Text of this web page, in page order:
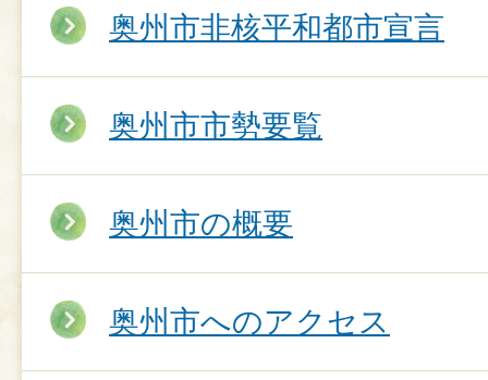
奥州市非核平和都市宣言
奥州市市勢要覧
奥州市の概要
奥州市へのアクセス